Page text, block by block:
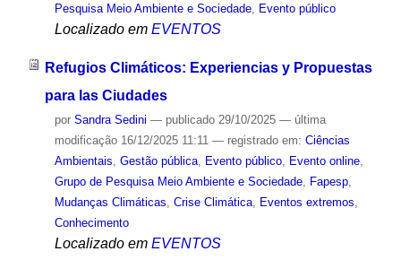
Pesquisa Meio Ambiente e Sociedade, Evento público
Localizado em EVENTOS
Refugios Climáticos: Experiencias y Propuestas
para las Ciudades
por Sandra Sedini — publicado29/10/2025 — última
modificação16/12/2025 11:11 — registrado em: Ciências
Ambientais Gestão pública, Evento público, Evento online,
Grupo de Pesquisa Meio Ambiente e Sociedade, Fapesp,
Mudanças Climáticas Crise Climática, Eventos extremos
Conhecimento
Localizado em EVENTOS